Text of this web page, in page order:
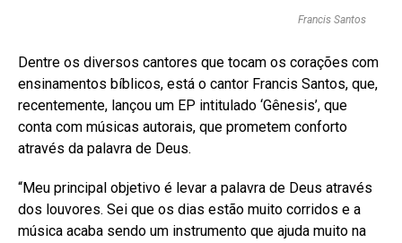
Francis Santos
Dentre os diversos cantores que tocam os corações com
ensinamentos bíblicos, está o cantor Francis Santos, que,
recentemente, lançou um EP intitulado ‘Gênesis’, que
conta com músicas autorais, que prometem conforto
através da palavra de Deus.
“Meu principal objetivo é levar a palavra de Deus através
dos louvores. Sei que os dias estão muito corridos e a
música acaba sendo um instrumento que ajuda muito na